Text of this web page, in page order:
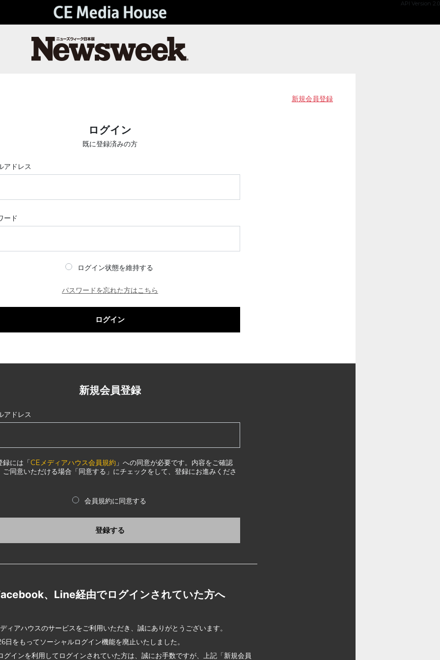
API Version 2.0
新規会員登録
ログイン
既に登録済みの方
アドレス
ード
ログイン状態を維持する
パスワードを忘れた方はこちら
ログイン
新規会員登録
アドレス
録には「CEメディアハウス会員規約 」への同意が必要です。内容をご確認
ご同意いただける場合「同意する」にチェックをして、登録にお進みくださ
会員規約に同意する
登録する
、Line経由でログインされていた方へ
ィアハウスのサービスをご利用いただき、誠にありがとうございます。
日をもってソーシャルログイン機能を廃止いたしました。
グインを利用してログインされていた方は、誠にお手数ですが、上記「新規会員